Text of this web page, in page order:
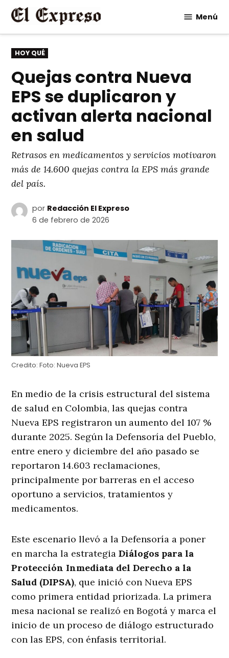
Saltar
contenido
Menú
PUBLICADO
EN
HOY QUÉ
Quejas contra Nueva
EPS se duplicaron y
activan alerta nacional
en salud
Retrasos en medicamentos y servicios motivaron
más de 14.600 quejas contra la EPS más grande
del país.
por Redacción El Expreso
6 de febrero de 2026
Credito: Foto: Nueva EPS
En medio de la crisis estructural del sistema
de salud en Colombia, las quejas contra
Nueva EPS registraron un aumento del 107 %
durante 2025. Según la Defensoría del Pueblo,
entre enero y diciembre del año pasado se
reportaron 14.603 reclamaciones,
principalmente por barreras en el acceso
oportuno a servicios, tratamientos y
medicamentos.
Este escenario llevó a la Defensoría a poner
en marcha la estrategiaDiálogos para la
Protección Inmediata del Derecho a la
Salud (DIPSA), que inició con Nueva EPS
como primera entidad priorizada. La primera
mesa nacional se realizó en Bogotá y marca el
inicio de un proceso de diálogo estructurado
con las EPS, con énfasis territorial.